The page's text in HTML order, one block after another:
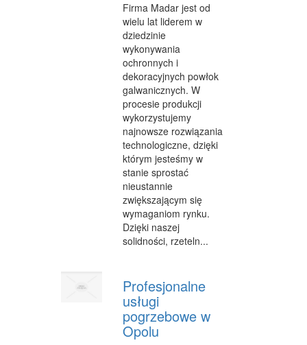
Firma Madar jest od
wielu lat liderem w
dziedzinie
wykonywania
ochronnych i
dekoracyjnych powłok
galwanicznych. W
procesie produkcji
wykorzystujemy
najnowsze rozwiązania
technologiczne, dzięki
którym jesteśmy w
stanie sprostać
nieustannie
zwiększającym się
wymaganiom rynku.
Dzięki naszej
solidności, rzeteln...
Profesjonalne
usługi
pogrzebowe w
Opolu